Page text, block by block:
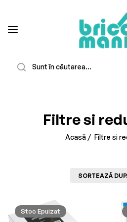
Filtre si
Acasă / Filtre si
SORTEAZĂ
Stoc Epuizat